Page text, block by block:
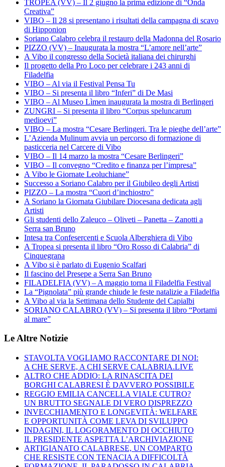
TROPEA (VV) – Il 2 giugno la prima edizione di “Onda
Creativa”
VIBO – Il 28 si presentano i risultati della campagna di scavo
di Hipponion
Soriano Calabro celebra il restauro della Madonna del Rosario
PIZZO (VV) – Inaugurata la mostra “L’amore nell’arte”
A Vibo il congresso della Società italiana dei chirurghi
Il progetto della Pro Loco per celebrare i 243 anni di
Filadelfia
VIBO – Al via il Festival Pensa Tu
VIBO – Si presenta il libro “Inferi” di De Masi
VIBO – Al Museo Lìmen inaugurata la mostra di Berlingeri
ZUNGRI – Si presenta il libro “Corpus speluncarum
medioevi”
VIBO – La mostra “Cesare Berlingeri. Tra le pieghe dell’arte”
L’Azienda Mulinum avvia un percorso di formazione di
pasticceria nel Carcere di Vibo
VIBO – Il 14 marzo la mostra “Cesare Berlingeri”
VIBO – Il convegno “Credito e finanza per l’impresa”
A Vibo le Giornate Leoluchiane”
Successo a Soriano Calabro per il Giubileo degli Artisti
PIZZO – La mostra “Cuori d’inchiostro”
A Soriano la Giornata Giubilare Diocesana dedicata agli
Artisti
Gli studenti dello Zaleuco – Oliveti – Panetta – Zanotti a
Serra san Bruno
Intesa tra Confesercenti e Scuola Alberghiera di Vibo
A Tropea si presenta il libro “Oro Rosso di Calabria” di
Cinquegrana
A Vibo si è parlato di Eugenio Scalfari
Il fascino del Presepe a Serra San Bruno
FILADELFIA (VV) – A maggio torna il Filadelfia Festival
La “Pignolata” più grande chiude le feste natalizie a Filadelfia
A Vibo al via la Settimana dello Studente del Capialbi
SORIANO CALABRO (VV) – Si presenta il libro “Portami
al mare”
Le Altre Notizie
STAVOLTA VOGLIAMO RACCONTARE DI NOI:
A CHE SERVE, A CHI SERVE CALABRIA.LIVE
ALTRO CHE ADDIO: LA RINASCITA DEI
BORGHI CALABRESI È DAVVERO POSSIBILE
REGGIO EMILIA CANCELLA VIALE CUTRO?
UN BRUTTO SEGNALE DI VERO DISPREZZO
INVECCHIAMENTO E LONGEVITÀ: WELFARE
E OPPORTUNITÀ COME LEVA DI SVILUPPO
INDAGINI, IL LOGORAMENTO DI OCCHIUTO
IL PRESIDENTE ASPETTA L’ARCHIVIAZIONE
ARTIGIANATO CALABRESE, UN COMPARTO
CHE RESISTE CON TENACIA A DIFFICOLTÀ